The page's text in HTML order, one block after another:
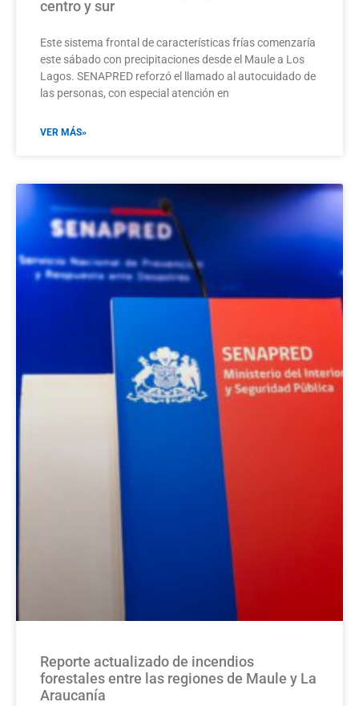
centro y sur
Este sistema frontal de características frías comenzaría
este sábado con precipitaciones desde el Maule a Los
Lagos. SENAPRED reforzó el llamado al autocuidado de
las personas, con especial atención en
VER MÁS»
Reporte actualizado de incendios
forestales entre las regiones de Maule y La
Araucanía